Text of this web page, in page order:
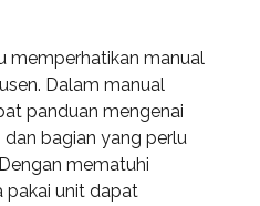
memperhatikan manual
Dalam manual
panduan mengenai
bagian yang perlu
mematuhi
pakai unit dapat